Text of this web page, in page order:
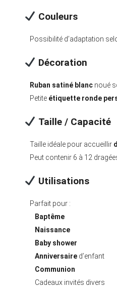
Couleurs
Possibilité d’adaptation
Décoration
Ruban satiné blanc noué
Petite étiquette ronde
Taille / Capacité
Taille idéale pour accueillir
Peut contenir 6 à 12
Utilisations
Parfait pour :
Baptême
Naissance
Baby shower
Anniversaire d’enfant
Communion
Cadeaux invités divers